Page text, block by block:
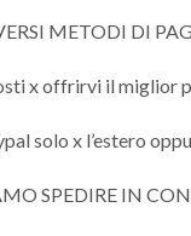
METODI DI
x offrirvi il miglior
solo x l’estero
SPEDIRE IN